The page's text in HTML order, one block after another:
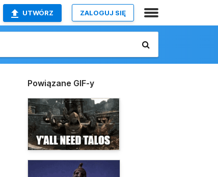
UTWÓRZ ZALOGUJ SIĘ
Powiązane GIF-y